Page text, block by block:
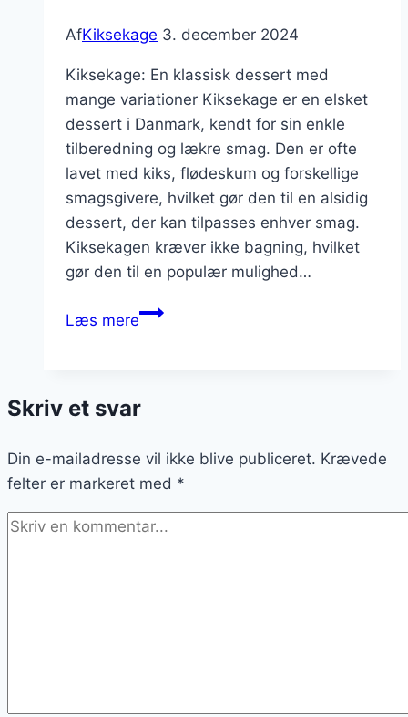
AfKiksekage 3. december 2024
Kiksekage: En klassisk dessert med
mange variationer Kiksekage er en elsket
dessert i Danmark, kendt for sin enkle
tilberedning og lækre smag. Den er ofte
lavet med kiks, flødeskum og forskellige
smagsgivere, hvilket gør den til en alsidig
dessert, der kan tilpasses enhver smag.
Kiksekagen kræver ikke bagning, hvilket
gør den til en populær mulighed…
Læs mereKiksekage
en
oplevelse
Skriv et svar
Din e-mailadresse vil ikke blive publiceret. Krævede
felter er markeret med *